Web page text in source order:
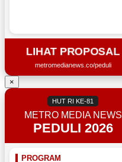
LIHAT PROPOSAL
metromedianews.co/peduli
×
HUT RI KE-81
METRO MEDIA NEWS
PEDULI 2026
PROGRAM